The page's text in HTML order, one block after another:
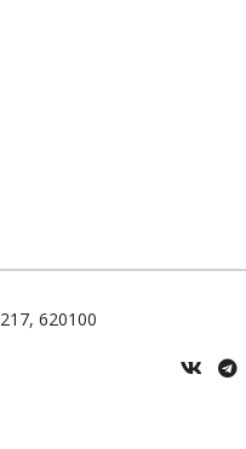
217, 620100